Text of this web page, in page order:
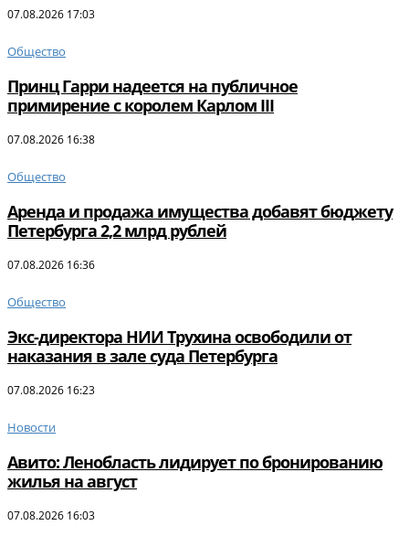
07.08.2026 17:03
Общество
Принц Гарри надеется на публичное
примирение с королем Карлом III
07.08.2026 16:38
Общество
Аренда и продажа имущества добавят бюджету
Петербурга 2,2 млрд рублей
07.08.2026 16:36
Общество
Экс-директора НИИ Трухина освободили от
наказания в зале суда Петербурга
07.08.2026 16:23
Новости
Авито: Ленобласть лидирует по бронированию
жилья на август
07.08.2026 16:03